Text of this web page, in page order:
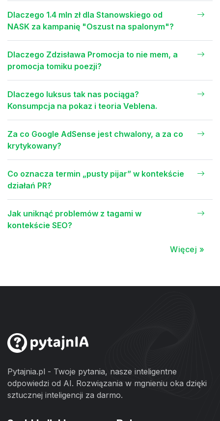
Dlaczego 1.4 mln zł dla Stanowskiego od
NASK za kampanię "Oszust na spalonym"?
Dlaczego Zdzisława Promocja to nie mem, a
promocja tomiku poezji?
Dlaczego luksus tak nas pociąga?
Konsumpcja na pokaz i teoria Veblena.
Za co Google AdSense jest chwalony, a za co
krytykowany?
Co oznacza termin „pusty pijar” w kontekście
działań PR?
Jak uniknąć problemów z tagami w
kontekście SEO?
Więcej »
Pytajnia.pl - Twoje pytania, nasze inteligentne
odpowiedzi od AI. Rozwiązania w mgnieniu oka dzięki
sztucznej inteligencji za darmo.